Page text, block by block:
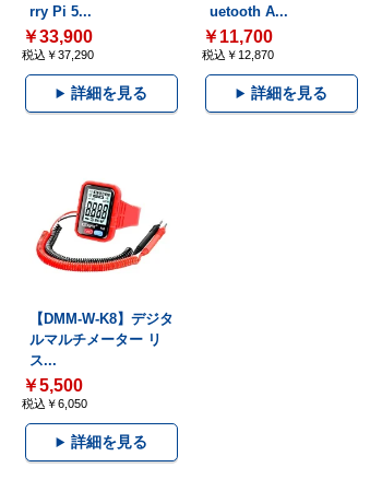
rry Pi 5...
￥33,900
税込￥37,290
詳細を見る
uetooth A...
￥11,700
税込￥12,870
詳細を見る
【DMM-W-K8】デジタ
ルマルチメーター リ
ス...
￥5,500
税込￥6,050
詳細を見る